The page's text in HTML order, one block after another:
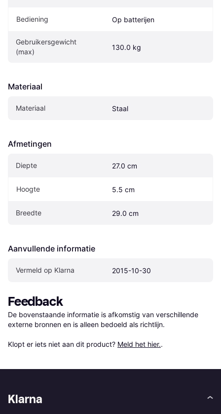
Bediening Op batterijen
Gebruikersgewicht
(max)
130.0 kg
Materiaal
Materiaal Staal
Afmetingen
Diepte 27.0 cm
Hoogte 5.5 cm
Breedte 29.0 cm
Aanvullende informatie
Vermeld op Klarna 2015-10-30
Feedback
De bovenstaande informatie is afkomstig van verschillende
externe bronnen en is alleen bedoeld als richtlijn.
Klopt er iets niet aan dit product? Meld het hier..
Klarna